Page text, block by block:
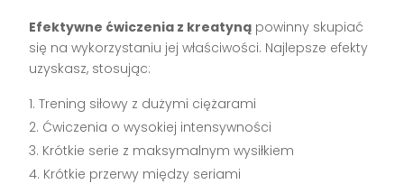
Efektywne ćwiczenia z kreatyną powinny skupiać
się na wykorzystaniu jej właściwości. Najlepsze efekty
uzyskasz, stosując:
Trening siłowy z dużymi ciężarami
Ćwiczenia o wysokiej intensywności
Krótkie serie z maksymalnym wysiłkiem
Krótkie przerwy między seriami